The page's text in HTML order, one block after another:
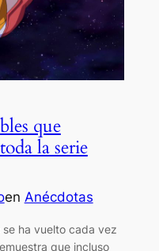
que
la serie
en Anécdotas
ha vuelto cada vez
que incluso